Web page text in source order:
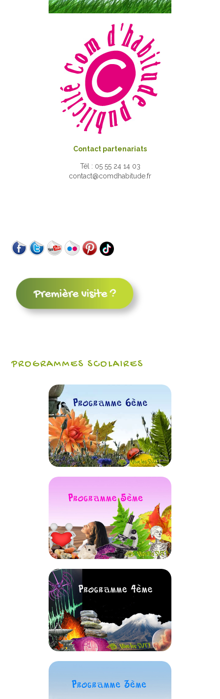
Contact partenariats
Tél : 05 55 24 14 03
contact@comdhabitude.fr
PROGRAMMES SCOLAIRES